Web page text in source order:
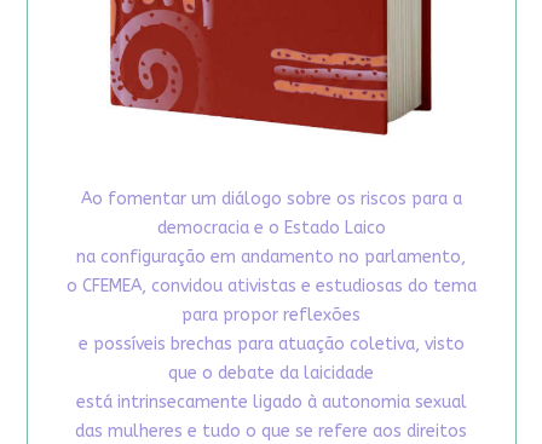
Ao fomentar um diálogo sobre os riscos para a
democracia e o Estado Laico
na configuração em andamento no parlamento,
o CFEMEA, convidou ativistas e estudiosas do tema
para propor reflexões
e possíveis brechas para atuação coletiva, visto
que o debate da laicidade
está intrinsecamente ligado à autonomia sexual
das mulheres e tudo o que se refere aos direitos